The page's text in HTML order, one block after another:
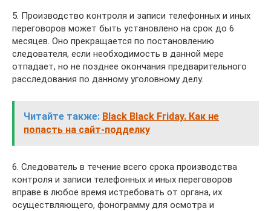
5. Производство контроля и записи телефонных и иных
переговоров может быть установлено на срок до 6
месяцев. Оно прекращается по постановлению
следователя, если необходимость в данной мере
отпадает, но не позднее окончания предварительного
расследования по данному уголовному делу.
Читайте также: Black Black Friday. Как не
попасть на сайт-подделку
6. Следователь в течение всего срока производства
контроля и записи телефонных и иных переговоров
вправе в любое время истребовать от органа, их
осуществляющего, фонограмму для осмотра и